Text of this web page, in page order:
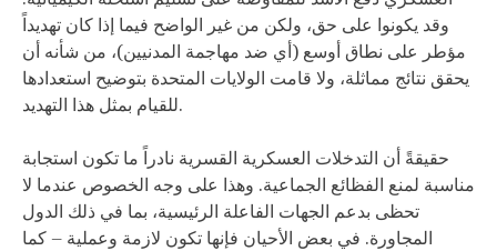
وقد يكونوا على حق، ولكن من غير الواضح فيما إذا كان تهديداً
مؤطر على نطاق أوسع (أي ضد مهاجمة المدنيين)، من شأنه أن
يحقق نتائج مماثلة، ولا قامت الولايات المتحدة بتوضيح استعدادها
للقيام بمثل هذا التهديد.
حقيقةً أن التدخلات العسكرية القسرية نادراً ما تكون استجابة
مناسبة لمنع الفظائع الجماعية. وهذا على وجه الخصوص عندما لا
تحظى بدعم الجهات الفاعلة الرئيسية، بما في ذلك الدول
المجاورة. في بعض الأحيان فإنها تكون لازمة وعملية – كما